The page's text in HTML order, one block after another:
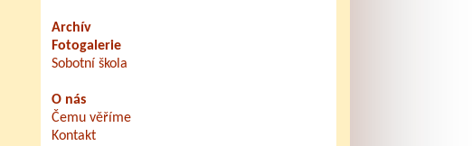
Archív
Fotogalerie
Sobotní škola
O nás
Čemu věříme
Kontakt